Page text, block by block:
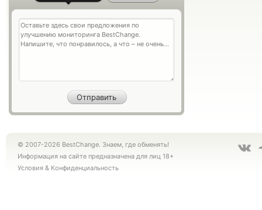
© 2007-2026 BestChange. Знаем, где обменять!
Информация на сайте предназначена для лиц 18+
Условия & Конфиденциальность